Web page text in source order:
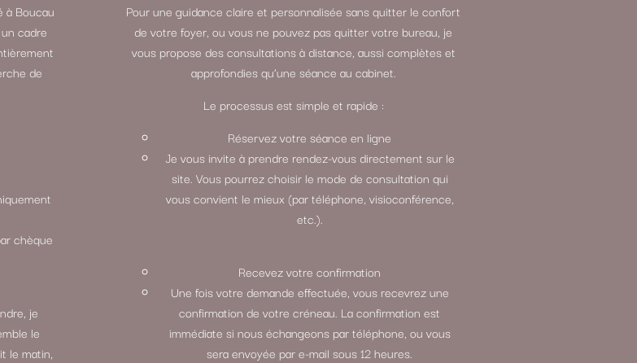
à Boucau
cadre
de
chèque
je
le
le matin,
Pour une guidance claire et personnalisée sans quitter le confort
de votre foyer, ou vous ne pouvez pas quitter votre bureau, je
vous propose des consultations à distance, aussi complètes et
approfondies qu’une séance au cabinet.
Le processus est simple et rapide :
Réservez votre séance en ligne
Je vous invite à prendre rendez-vous directement sur le
site. Vous pourrez choisir le mode de consultation qui
vous convient le mieux (par téléphone, visioconférence,
etc.).
Recevez votre confirmation
Une fois votre demande effectuée, vous recevrez une
confirmation de votre créneau. La confirmation est
immédiate si nous échangeons par téléphone, ou vous
sera envoyée par e-mail sous 12 heures.